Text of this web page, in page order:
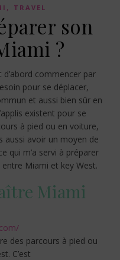
, TRAVEL
son
?
d’abord commencer par
pour se déplacer,
et aussi bien sûr en
existent pour se
à pied ou en voiture,
aussi avoir un moyen de
qui m’a servi à préparer
Miami et key West.
Miami
des parcours à pied ou
C’est